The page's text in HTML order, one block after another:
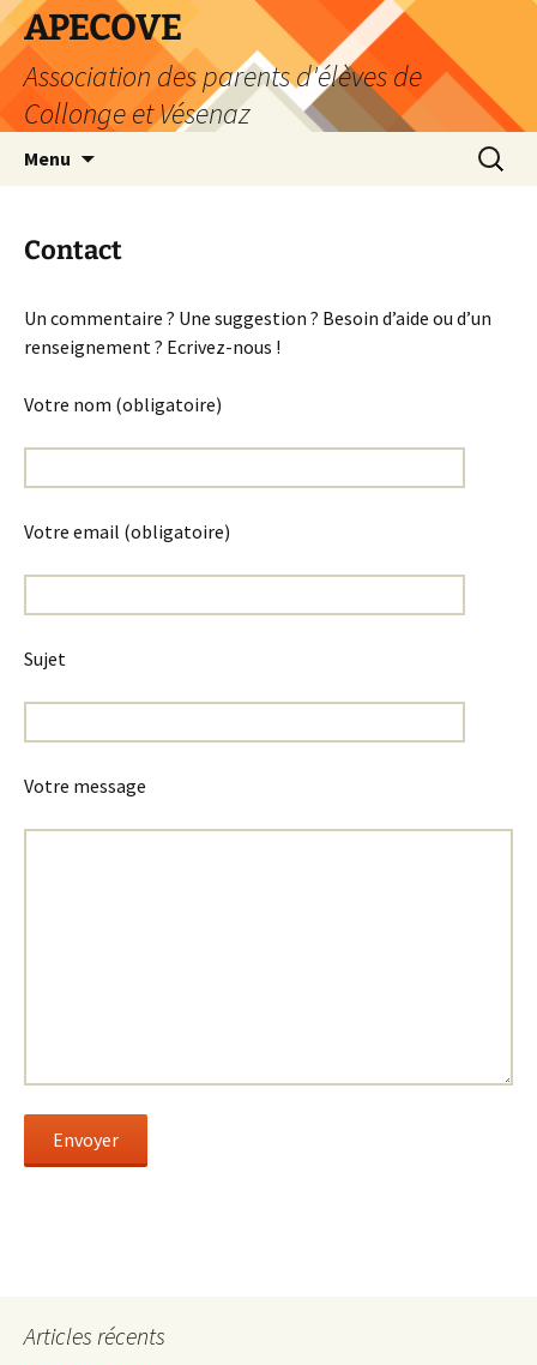
Aller
au
contenu
APECOVE
Association des parents d'élèves de
Collonge et Vésenaz
Menu
Contact
Un commentaire ? Une suggestion ? Besoin d’aide ou d’un
renseignement ? Ecrivez-nous !
Votre nom (obligatoire)
Votre email (obligatoire)
Sujet
Votre message
Articles récents